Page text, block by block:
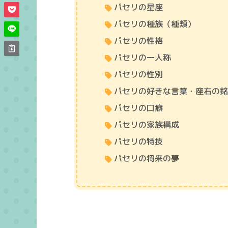
パセリの星座
パセリの種族（種類）
パセリの性格
パセリの一人称
パセリの性別
パセリの好きな言葉・座右の銘
パセリの口癖
パセリの家族構成
パセリの特技
パセリの将来の夢